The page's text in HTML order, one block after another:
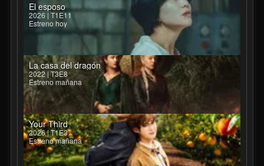
El esposo
2026 | T1E11
Estreno hoy
La casa del dragón
2022 | T3E8
Estreno mañana
Your Third
2026 | T1E3
Estreno mañana